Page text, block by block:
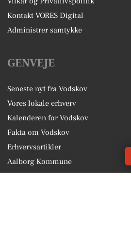
Kontakt VORES Digital
Administrer samtykke
GENVEJE
Seneste nyt fra Vodskov
Vores lokale erhverv
Kalenderen for Vodskov
Fakta om Vodskov
Erhvervsartikler
Aalborg Kommune